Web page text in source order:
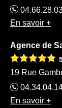
En savoir +
Agence de
19 Rue
En savoir +